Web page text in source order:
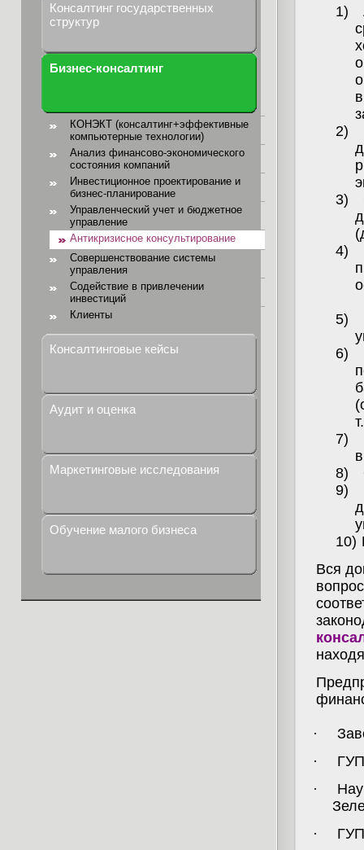
Консалтинг государственных
структур
Бизнес-консалтинг
КОНЭКТ (консалтинг+эффективные
компьютерные технологии)
Анализ финансово-экономического
состояния компаний
Инвестиционное проектирование и
бизнес-планирование
Управленческий учет и бюджетное
управление
Антикризисное консультирование
Совершенствование системы
управления
Содействие в привлечении
инвестиций
Клиенты
Консалтинговые кейсы
Аудит и оценка
Маркетинговые исследования
Обучение малого бизнеса
1)
2)
3)
4)
5)
6)
7)
8)
9)
10)
Вся
·
·
·
·